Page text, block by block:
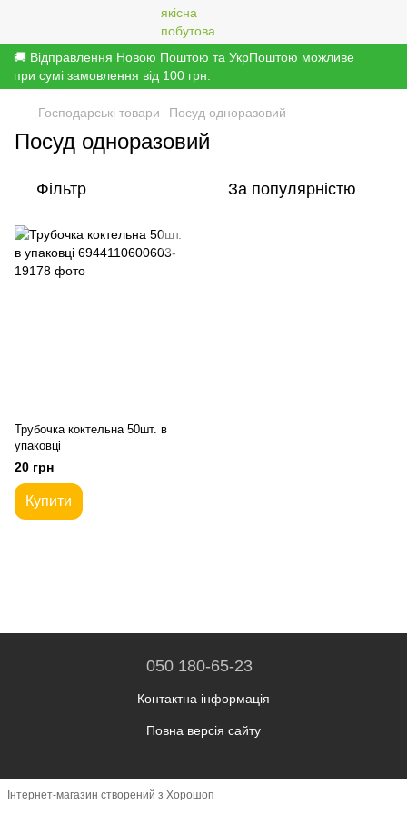
🚚 Відправлення Новою Поштою та УкрПоштою можливе
при сумі замовлення від 100 грн.
Господарські товари Посуд одноразовий
Посуд одноразовий
Фільтр За популярністю
Трубочка коктельна 50шт. в
упаковці
20 грн
Купити
050 180-65-23
Контактна інформація
Повна версія сайту
Інтернет-магазин створений з Хорошоп